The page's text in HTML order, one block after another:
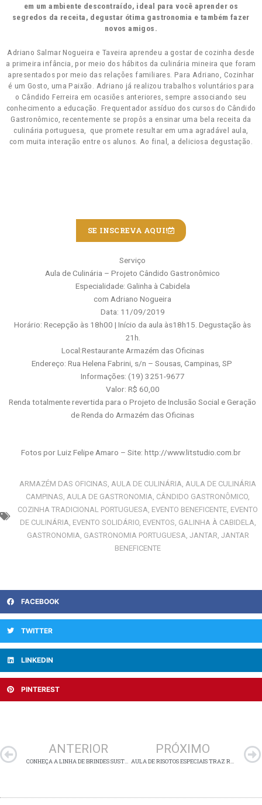
em um ambiente descontraído, ideal para você aprender os
segredos da receita, degustar ótima gastronomia e também fazer
novos amigos.
Adriano Salmar Nogueira e Taveira aprendeu a gostar de cozinha desde
a primeira infância, por meio dos hábitos da culinária mineira que foram
apresentados por meio das relações familiares. Para Adriano, Cozinhar
é um Gosto, uma Paixão. Adriano já realizou trabalhos voluntários para
o Cândido Ferreira em ocasiões anteriores, sempre associando seu
conhecimento a educação. Frequentador assíduo dos cursos do Cândido
Gastronômico, recentemente se propôs a ensinar uma bela receita da
culinária portuguesa, que promete resultar em uma agradável aula,
com muita interação entre os alunos. Ao final, a deliciosa degustação.
SE INSCREVA AQUI!
Serviço
Aula de Culinária – Projeto Cândido Gastronômico
Especialidade: Galinha à Cabidela
com Adriano Nogueira
Data: 11/09/2019
Horário: Recepção às 18h00 | Início da aula às18h15. Degustação às
21h.
Local:Restaurante Armazém das Oficinas
Endereço: Rua Helena Fabrini, s/n – Sousas, Campinas, SP
Informações: (19) 3251-9677
Valor: R$ 60,00
Renda totalmente revertida para o Projeto de Inclusão Social e Geração
de Renda do Armazém das Oficinas
Fotos por Luiz Felipe Amaro – Site: http://www.litstudio.com.br
ARMAZÉM DAS OFICINAS AULA DE CULINÁRIA AULA DE CULINÁRIA
CAMPINAS AULA DE GASTRONOMIA CÂNDIDO GASTRONÔMICO
COZINHA TRADICIONAL PORTUGUESA EVENTO BENEFICENTE EVENTO
DE CULINÁRIA EVENTO SOLIDÁRIO, EVENTOS GALINHA À CABIDELA
GASTRONOMIA GASTRONOMIA PORTUGUESA JANTAR JANTAR
BENEFICENTE
FACEBOOK
TWITTER
LINKEDIN
PINTEREST
ANTERIOR
CONHEÇA A LINHA DE BRINDES SUSTENTÁVEIS DO ARMAZÉM DAS OFICINAS
PRÓXIMO
AULA DE RISOTOS ESPECIAIS TRAZ RECEITAS QUE VALORIZAM A VERSATILIDADE DO PRATO